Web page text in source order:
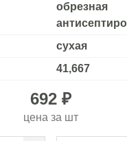
обрезная
сухая
41,667
692 ₽
цена за шт